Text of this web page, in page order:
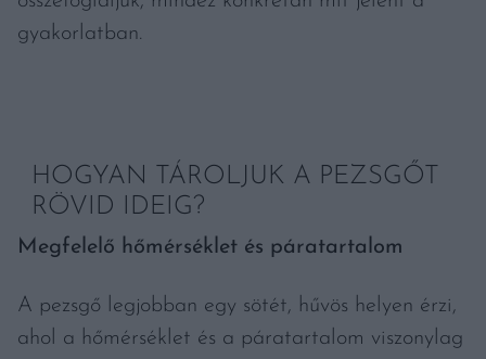
gyakorlatban.
HOGYAN TÁROLJUK A PEZSGŐT
RÖVID IDEIG?
Megfelelő hőmérséklet és páratartalom
A pezsgő legjobban egy sötét, hűvös helyen érzi,
ahol a hőmérséklet és a páratartalom viszonylag